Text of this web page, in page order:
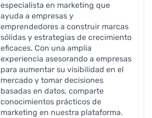
especialista en marketing que
ayuda a empresas y
emprendedores a construir marcas
sólidas y estrategias de crecimiento
eficaces. Con una amplia
experiencia asesorando a empresas
para aumentar su visibilidad en el
mercado y tomar decisiones
basadas en datos, comparte
conocimientos prácticos de
marketing en nuestra plataforma.